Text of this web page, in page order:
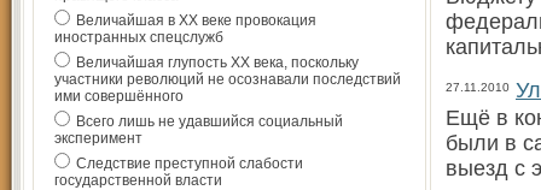
Величайшая в ХХ веке провокация
иностранных спецслужб
Величайшая глупость ХХ века, поскольку
участники революций не осознавали последствий
ими совершённого
Всего лишь не удавшийся социальный
эксперимент
Следствие преступной слабости
государственной власти
27.11.2010
Ещё в
были в
выезд с